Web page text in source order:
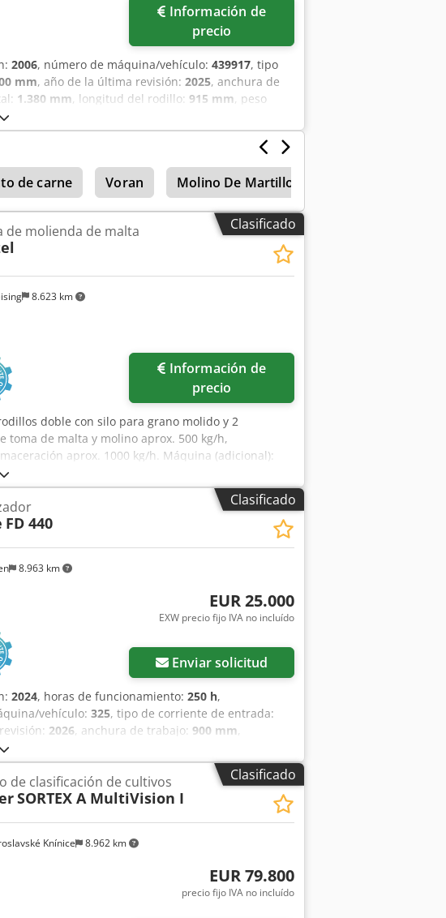
precio
2006, número de máquina/vehículo: 439917, tipo
mm, año de la última revisión: 2025, anchura de
1.380 mm, longitud del rodillo: 915 mm, peso
renovado Crjdpsx Aifljfx Aicof Juego de rodillos
rodillo: 405 mm Peso: 4.082 kg Potencia del
de carne Voran Molino De Martillos
Clasificado
8.623 km
de molienda de malta
precio
doble con silo para grano molido y 2
de malta y molino aprox. 500 kg/h,
aprox. 1000 kg/h. Máquina (adicional):
transporte de malta aprox.: 500 kg/h
transporte de grano molido: 1000 kg/h Capacidad
Aicerf Ubicación / posición: Instalación a nivel
de cadena por tubo desde el silo al molino,
Clasificado
Pedir más fotos
8.963 km
FD 440
EUR 25.000
EXW precio fijo IVA no incluído
Enviar solicitud
2024, horas de funcionamiento: 250 h,
vehículo: 325, tipo de corriente de entrada:
2026, anchura de trabajo: 900 mm,
total:
de 33 mm (las máquinas nuevas son de 50 mm).
del modelo nuevo es de 36.900 EUR. La
Edwards de 28 m3. Crodpfx Aieyut Hrocjf
encontrar aquí.
Clasificado
Knínice 8.962 km
de clasificación de cultivos
SORTEX A MultiVision I
EUR 79.800
precio fijo IVA no incluído